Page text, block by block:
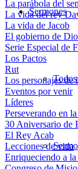
Sermones
La parábola del
La vida del rey
La vida de Jacob
El gobierno de
Serie Especial de
Los Pactos
Rut
Los personajes de
Eventos por venir
Líderes
Perseverando en
30 Aniversario de
El Rey Acab
Lecciones de vida
Enriqueciendo a